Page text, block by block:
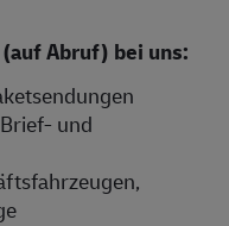
Abruf) bei uns:
und